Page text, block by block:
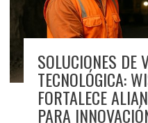
SOLUCIONES DE
TECNOLÓGICA:
FORTALECE
PARA